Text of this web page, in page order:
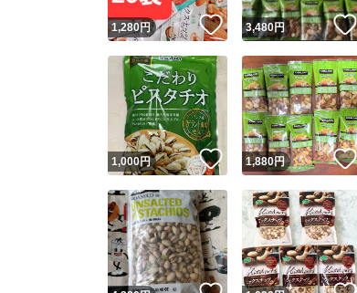
1,280円 いいね！
3,480円
1,000円 いいね！
1,880円